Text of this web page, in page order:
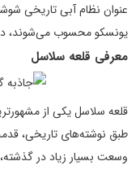
عنوان نظام آبی تاریخی
یونسکو محسوب می‌شوند، در
معرفی قلعه سلاسل
قلعه سلاسل یکی از
طبق نوشته‌های تاریخی،
وسعت بسیار زیاد در